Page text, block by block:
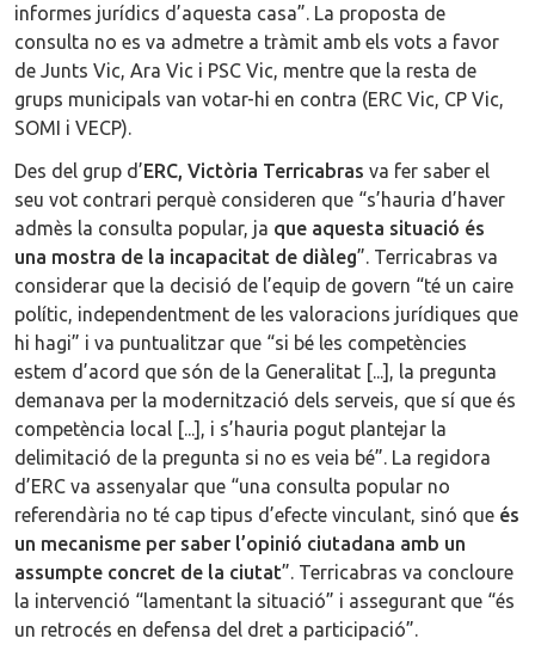
informes jurídics d’aquesta casa”. La proposta de
consulta no es va admetre a tràmit amb els vots a favor
de Junts Vic, Ara Vic i PSC Vic, mentre que la resta de
grups municipals van votar-hi en contra (ERC Vic, CP Vic,
SOMI i VECP).
Des del grup d’ERC, Victòria Terricabras va fer saber el
seu vot contrari perquè consideren que “s’hauria d’haver
admès la consulta popular, ja que aquesta situació és
una mostra de la incapacitat de diàleg”. Terricabras va
considerar que la decisió de l’equip de govern “té un caire
polític, independentment de les valoracions jurídiques que
hi hagi” i va puntualitzar que “si bé les competències
estem d’acord que són de la Generalitat [...], la pregunta
demanava per la modernització dels serveis, que sí que és
competència local [...], i s’hauria pogut plantejar la
delimitació de la pregunta si no es veia bé”. La regidora
d’ERC va assenyalar que “una consulta popular no
referendària no té cap tipus d’efecte vinculant, sinó que és
un mecanisme per saber l’opinió ciutadana amb un
assumpte concret de la ciutat”. Terricabras va concloure
la intervenció “lamentant la situació” i assegurant que “és
un retrocés en defensa del dret a participació”.